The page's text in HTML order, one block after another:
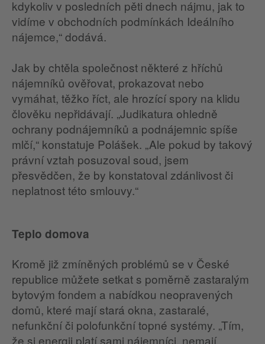
kdykoliv v posledních pěti dnech nájmu, jak to
vidíme v obchodních podmínkách Ideálního
nájemce,“ dodává.
Jak by chtěla společnost některé z hříchů
nájemníků ověřovat, prokazovat nebo
vymáhat, těžko říct, ale hrozící spory na klidu
člověku nepřidávají. „Judikatura ohledně
ochrany podnájemníků a podnájemnic spíše
mlčí,“ konstatuje Polášek. „Ale pokud by takový
právní vztah posuzoval soud, jsem
přesvědčen, že by konstatoval zdánlivost či
neplatnost této smlouvy.“
Teplo domova
Kromě již zmíněných problémů se v České
republice můžete setkat s poměrně zastaralým
bytovým fondem a nabídkou neopravených
domů, které mají stará okna, zastaralé,
nefunkční či polofunkční topné systémy. „Tím,
že si energii platí sami nájemníci, nemají